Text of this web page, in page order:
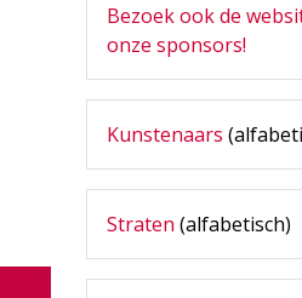
Bezoek ook de
onze sponsors!
Kunstenaars
Straten (alfabetisch)